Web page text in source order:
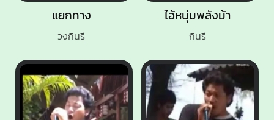
ไอ้หนุ่มพลังม้า
กินรี
แยกทาง
วงกินรี